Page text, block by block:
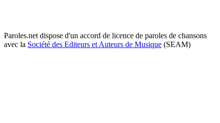
Paroles.net dispose d'un accord de licence de paroles de chansons
avec la Société des Editeurs et Auteurs de Musique (SEAM)